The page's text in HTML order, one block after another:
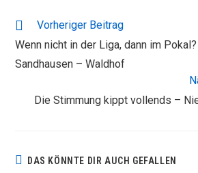
WEITERE
ANSEHEN
Vorheriger Beitrag
Wenn nicht in der Liga, dann im
Sandhausen – Waldhof
Die Stimmung kippt vollends –
DAS KÖNNTE DIR AUCH GEFALLEN